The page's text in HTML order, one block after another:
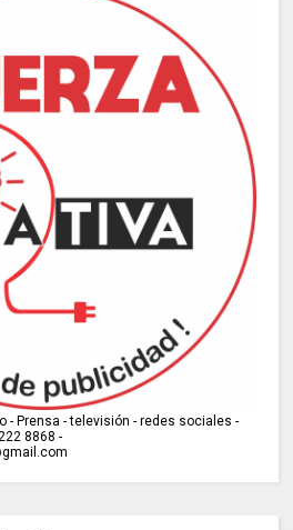
- Prensa - televisión - redes sociales -
8868 -